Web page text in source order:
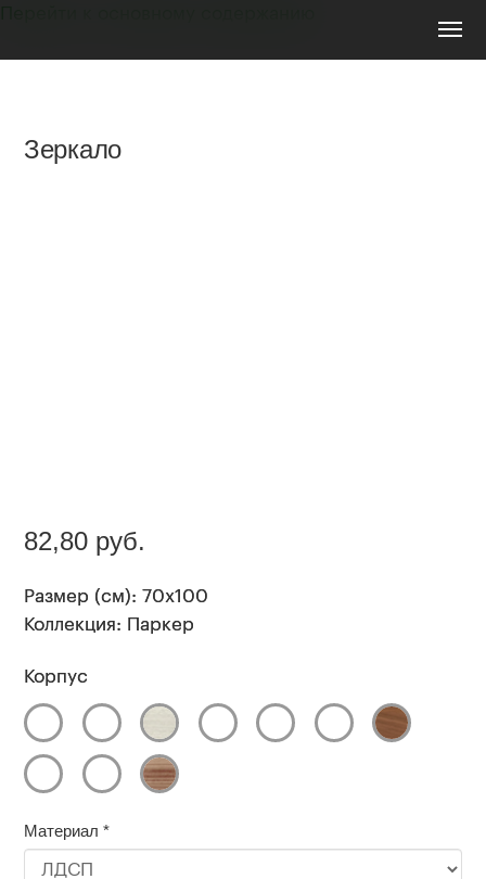
Зеркало
82,80 руб.
Размер (см): 70x100
Коллекция: Паркер
Корпус
Материал *